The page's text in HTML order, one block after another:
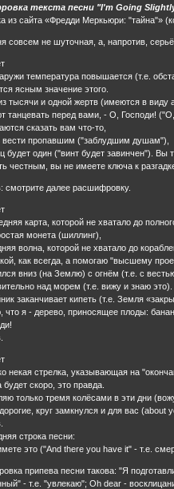
текста песни "I'm Going
из сайта «Фредди Меркьюри: "тайна"»
совсем не шуточная, а, напротив,
температура повышается (т.е.
ясным значение этого.
тысячи и одной жертв (имеются в
танцевать перед вами, - О, Господи!
сказать вам что-то,
вести пропавшим ("заблудшим душам"),
будет один ("винт будет завинчен"). Вы
честным, вы не имеете ключа к
смотрите далее расшифровку.
карта, которой не хватало до
монета (шиллинг),
волна, которой не хватало до
как всегда, а помогаю "высшему
вниз (на Землю) с огнём (т.е. с
над морем (т.е. вижу и знаю это).
заканчивает кипеть (т.е. Земля
я - дерево, приносящее плоды:
некая стрелка, указывающая на
будет скоро, это правда.
только тремя колёсами в эти дни
круг замкнулся и для вас (about
строка песни:
это ("And there you have it" - т.е.
припева песни такова: "Я
- т.е. "увлекаю"; Oh dear -